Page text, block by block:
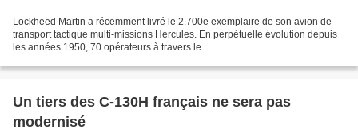
Lockheed Martin a récemment livré le 2.700e exemplaire de son avion de
transport tactique multi-missions Hercules. En perpétuelle évolution depuis
les années 1950, 70 opérateurs à travers le...
Un tiers des C-130H français ne sera pas
modernisé